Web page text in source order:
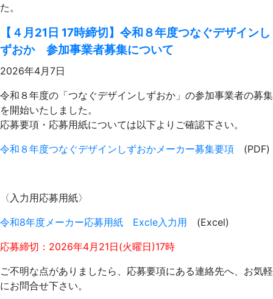
た。
【４月21日 17時締切】令和８年度つなぐデザインし
ずおか 参加事業者募集について
2026年4月7日
令和８年度の「つなぐデザインしずおか」の参加事業者の募集
を開始いたしました。
応募要項・応募用紙については以下よりご確認下さい。
令和８年度つなぐデザインしずおかメーカー募集要項 (PDF)
〈入力用応募用紙〉
令和8年度メーカー応募用紙 Excle入力用 (Excel)
応募締切：2026年4月21日(火曜日)17時
ご不明な点がありましたら、応募要項にある連絡先へ、お気軽
にお問合せ下さい。